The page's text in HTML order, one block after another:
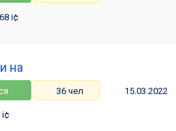
i¢
на
36 чел 15.03.2022
i¢